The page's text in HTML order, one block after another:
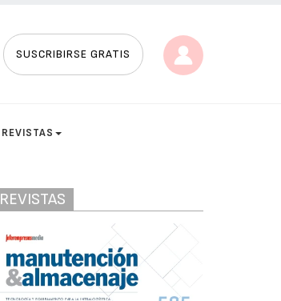
SUSCRIBIRSE GRATIS
REVISTAS
REVISTAS